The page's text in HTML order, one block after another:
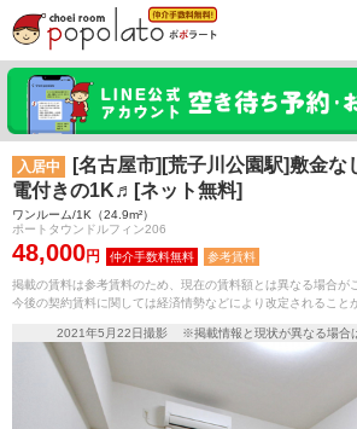
入居中
[名古屋市][荒子川公園駅]敷金な
電付きの1K♬[ネット無料]
ワンルーム/1K（24.9m²）
ポートタウンドルフィン206
48,000円 参考賃料
掲載の賃料は参考賃料のため、現在の賃料額とは異なる場合が
今後の契約賃料に関しては経済情勢などにより改定されること
2021年5月22日撮影 ※掲載情報と現状が異なる場合は